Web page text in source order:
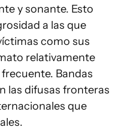
y sonante. Esto
a las que
como sus
relativamente
Bandas
las difusas fronteras
que